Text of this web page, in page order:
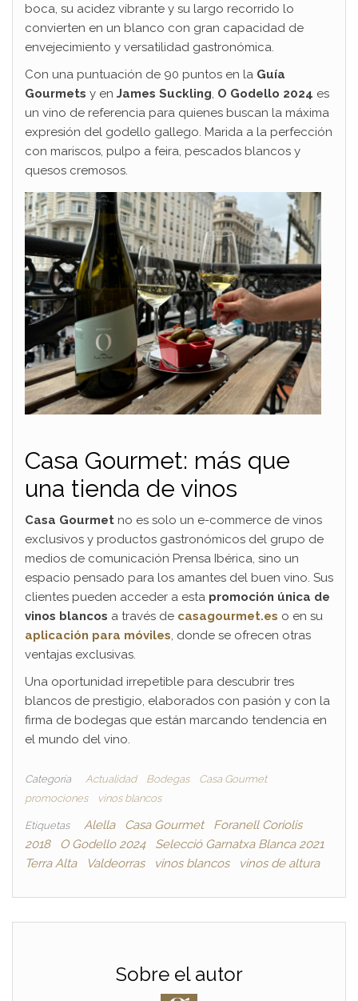
boca, su acidez vibrante y su largo recorrido lo
convierten en un blanco con gran capacidad de
envejecimiento y versatilidad gastronómica.
Con una puntuación de 90 puntos en la Guía
Gourmets y en James Suckling, O Godello 2024 es
un vino de referencia para quienes buscan la máxima
expresión del godello gallego. Marida a la perfección
con mariscos, pulpo a feira, pescados blancos y
quesos cremosos.
Casa Gourmet: más que
una tienda de vinos
Casa Gourmet no es solo un e-commerce de vinos
exclusivos y productos gastronómicos del grupo de
medios de comunicación Prensa Ibérica, sino un
espacio pensado para los amantes del buen vino. Sus
clientes pueden acceder a esta promoción única de
vinos blancos a través de casagourmet.es o en su
aplicación para móviles, donde se ofrecen otras
ventajas exclusivas.
Una oportunidad irrepetible para descubrir tres
blancos de prestigio, elaborados con pasión y con la
firma de bodegas que están marcando tendencia en
el mundo del vino.
Categoría Actualidad Bodegas
Casa Gourmet
promociones
vinos blancos
Etiquetas Alella Casa Gourmet
Foranell Coriolis
2018
O Godello 2024
Selecció Garnatxa Blanca 2021
Terra Alta
Valdeorras vinos blancos vinos de altura
Sobre el autor